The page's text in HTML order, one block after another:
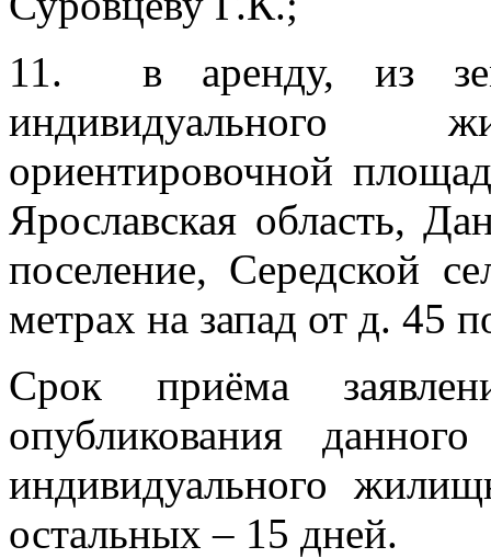
11. в аренду, из
индивидуального
ориентировочной
Ярославская область,
поселение, Середской
метрах на запад от д. 45
Срок приёма
опубликования
индивидуального
остальных – 15 дней.